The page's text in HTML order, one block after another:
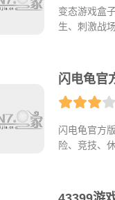
变态游戏盒
生、刺激战
闪电龟官
闪电龟官方
险、竞技、